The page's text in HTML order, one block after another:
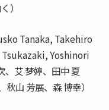
）
Tanaka, Takehiro
Yoshinori
艾 梦婷、田中 夏
山 芳展、森 博幸）